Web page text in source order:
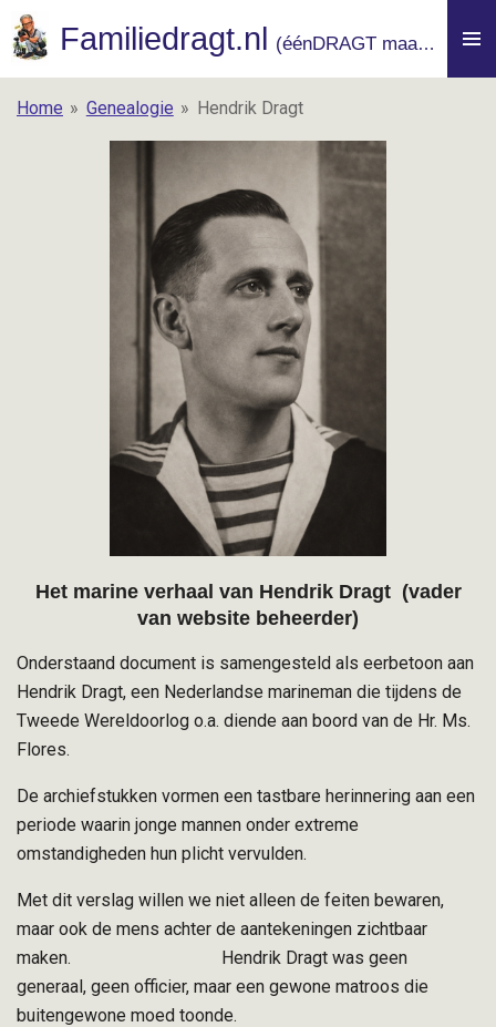
Ga
direct
naar
de
hoofdinhoud
Familiedragt.nl (éénDRAGT maakt macht)
Home » Genealogie » Hendrik Dragt
Het marine verhaal van Hendrik Dragt (vader
van website beheerder)
Onderstaand document is samengesteld als eerbetoon aan
Hendrik Dragt, een Nederlandse marineman die tijdens de
Tweede Wereldoorlog o.a. diende aan boord van de Hr. Ms.
Flores.
De archiefstukken vormen een tastbare herinnering aan een
periode waarin jonge mannen onder extreme
omstandigheden hun plicht vervulden.
Met dit verslag willen we niet alleen de feiten bewaren,
maar ook de mens achter de aantekeningen zichtbaar
maken. Hendrik Dragt was geen
generaal, geen officier, maar een gewone matroos die
buitengewone moed toonde.